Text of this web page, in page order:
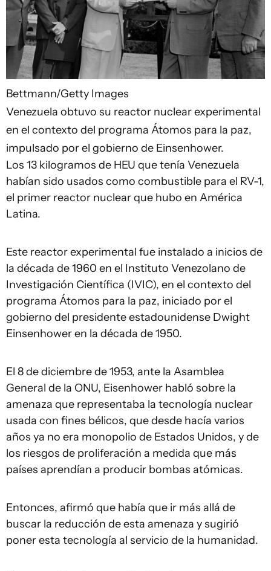
Bettmann/Getty Images
Venezuela obtuvo su reactor nuclear experimental
en el contexto del programa Átomos para la paz,
impulsado por el gobierno de Einsenhower.
Los 13 kilogramos de HEU que tenía Venezuela
habían sido usados como combustible para el RV-1,
el primer reactor nuclear que hubo en América
Latina.
Este reactor experimental fue instalado a inicios de
la década de 1960 en el Instituto Venezolano de
Investigación Científica (IVIC), en el contexto del
programa Átomos para la paz, iniciado por el
gobierno del presidente estadounidense Dwight
Einsenhower en la década de 1950.
El 8 de diciembre de 1953, ante la Asamblea
General de la ONU, Eisenhower habló sobre la
amenaza que representaba la tecnología nuclear
usada con fines bélicos, que desde hacía varios
años ya no era monopolio de Estados Unidos, y de
los riesgos de proliferación a medida que más
países aprendían a producir bombas atómicas.
Entonces, afirmó que había que ir más allá de
buscar la reducción de esta amenaza y sugirió
poner esta tecnología al servicio de la humanidad.